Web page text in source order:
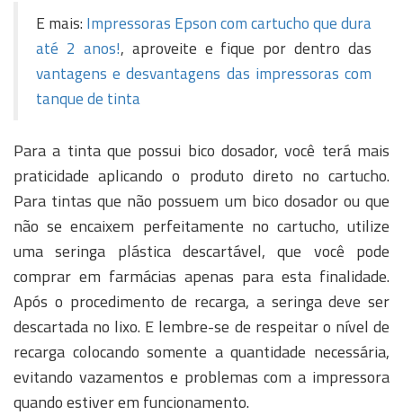
E mais: Impressoras Epson com cartucho que dura
até 2 anos!, aproveite e fique por dentro das
vantagens e desvantagens das impressoras com
tanque de tinta
Para a tinta que possui bico dosador, você terá mais
praticidade aplicando o produto direto no cartucho.
Para tintas que não possuem um bico dosador ou que
não se encaixem perfeitamente no cartucho, utilize
uma seringa plástica descartável, que você pode
comprar em farmácias apenas para esta finalidade.
Após o procedimento de recarga, a seringa deve ser
descartada no lixo. E lembre-se de respeitar o nível de
recarga colocando somente a quantidade necessária,
evitando vazamentos e problemas com a impressora
quando estiver em funcionamento.